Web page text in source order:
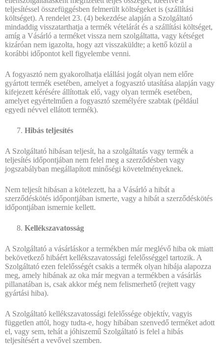
teljesítéssel összefüggésben felmerült költségeket is (szállítási
költséget). A rendelet 23. (4) bekezdése alapján a Szolgáltató
mindaddig visszatarthatja a termék vételárát és a szállítási költséget,
amíg a Vásárló a terméket vissza nem szolgáltatta, vagy kétséget
kizáróan nem igazolta, hogy azt visszaküldte; a kettő közül a
korábbi időpontot kell figyelembe venni.
A fogyasztó nem gyakorolhatja elállási jogát olyan nem előre
gyártott termék esetében, amelyet a fogyasztó utasítása alapján vagy
kifejezett kérésére állítottak elő, vagy olyan termék esetében,
amelyet egyértelműen a fogyasztó személyére szabtak (például
egyedi névvel ellátott termék).
Hibás teljesítés
A Szolgáltató hibásan teljesít, ha a szolgáltatás vagy termék a
teljesítés időpontjában nem felel meg a szerződésben vagy
jogszabályban megállapított minőségi követelményeknek.
Nem teljesít hibásan a kötelezett, ha a Vásárló a hibát a
szerződéskötés időpontjában ismerte, vagy a hibát a szerződéskötés
időpontjában ismernie kellett.
Kellékszavatosság
A Szolgáltató a vásárláskor a termékben már meglévő hiba ok miatt
bekövetkező hibáért kellékszavatossági felelősséggel tartozik. A
Szolgáltató ezen felelősségét csakis a termék olyan hibája alapozza
meg, amely hibának az oka már megvan a termékben a vásárlás
pillanatában is, csak akkor még nem felismerhető (rejtett vagy
gyártási hiba).
A Szolgáltató kellékszavatossági felelőssége objektív, vagyis
független attól, hogy tudta-e, hogy hibában szenvedő terméket adott
el, vagy sem, tehát a jóhiszemű Szolgáltató is felel a hibás
teljesítésért a vevővel szemben.